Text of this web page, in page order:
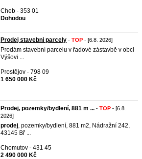
Cheb - 353 01
Dohodou
Prodej stavebni parcely - TOP - [6.8. 2026]
Prodám stavební parcelu v řadové zástavbě v obci
Výšovi ...
Prostějov - 798 09
1 650 000 Kč
Prodej, pozemky/bydlení, 881 m ... - TOP - [6.8.
2026]
prodej, pozemky/bydlení, 881 m2, Nádražní 242,
43145 Bř ...
Chomutov - 431 45
2 490 000 Kč